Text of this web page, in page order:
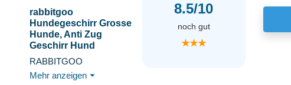
rabbitgoo
Hundegeschirr Grosse
Hunde, Anti Zug
Geschirr Hund
Verstellbar mit Griffe
Verbreitert, Robust und
Verschleißfest,
RABBITGOO
Mehr anzeigen ⏷
8.5/10
noch gut
★★★